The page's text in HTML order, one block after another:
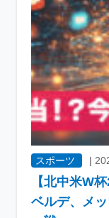
スポーツ |
【北中米W
ベルデ、メ